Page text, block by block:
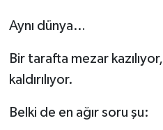
Aynı dünya…
Bir tarafta mezar
kaldırılıyor.
Belki de en ağır soru şu: